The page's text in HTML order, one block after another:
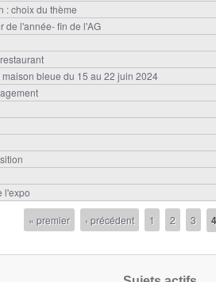
: choix du thème
de l'année- fin de l'AG
bleue du 15 au 22 juin 2024
l'expo
« premier ‹ précédent 1 2 3 4